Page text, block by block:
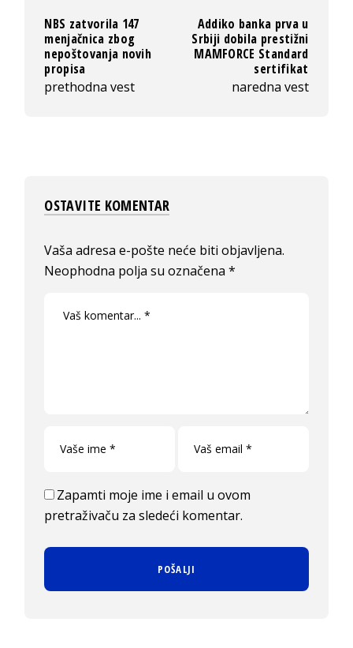
NBS zatvorila 147
menjačnica zbog
nepoštovanja novih
propisa
prethodna vest
Addiko banka prva u
Srbiji dobila prestižni
MAMFORCE Standard
sertifikat
naredna vest
OSTAVITE KOMENTAR
Vaša adresa e-pošte neće biti objavljena.
Neophodna polja su označena*
Zapamti moje ime i email u ovom
pretraživaču za sledeći komentar.